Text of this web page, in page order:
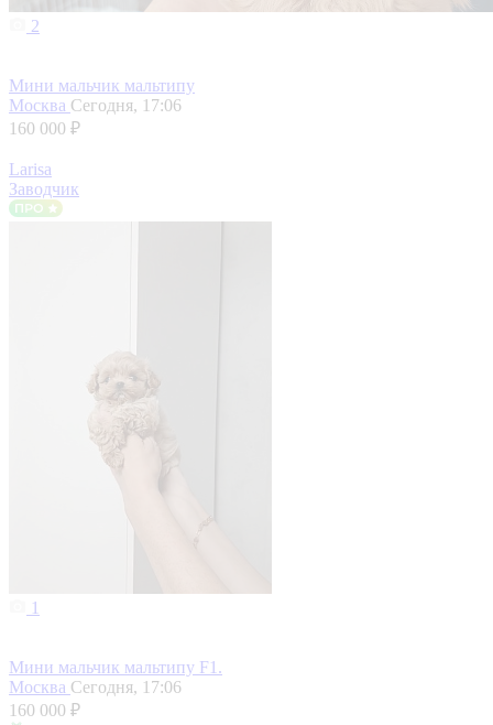
2
Мини мальчик мальтипу
Москва Сегодня, 17:06
160 000 ₽
Larisa
Заводчик
1
Мини мальчик мальтипу F1.
Москва Сегодня, 17:06
160 000 ₽